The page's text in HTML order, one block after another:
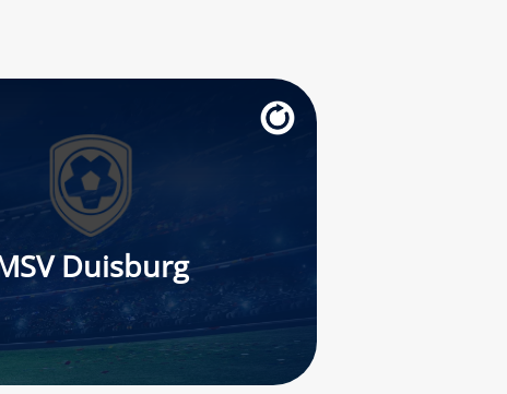
Duisburg